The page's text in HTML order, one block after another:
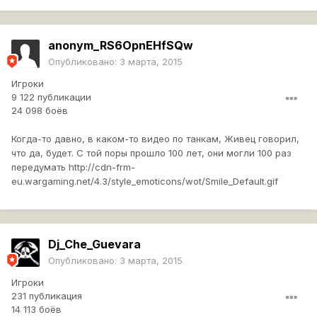
anonym_RS6OpnEHfSQw
Опубликовано: 3 марта, 2015
Игроки
9 122 публикации
24 098 боёв
Когда-то давно, в каком-то видео по танкам, Живец говорил,
что да, будет. С той поры прошло 100 лет, они могли 100 раз
передумать http://cdn-frm-
eu.wargaming.net/4.3/style_emoticons/wot/Smile_Default.gif
Dj_Che_Guevara
Опубликовано: 3 марта, 2015
Игроки
231 публикация
14 113 боёв